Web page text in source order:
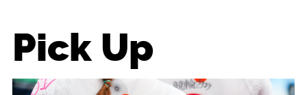
Pick Up